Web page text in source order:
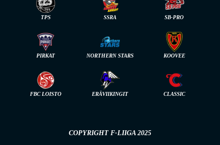
TPS SSRA SB-PRO
PIRKAT NORTHERN STARS KOOVEE
FBC LOISTO ERÄVIIKINGIT CLASSIC
COPYRIGHT F-LIIGA 2025